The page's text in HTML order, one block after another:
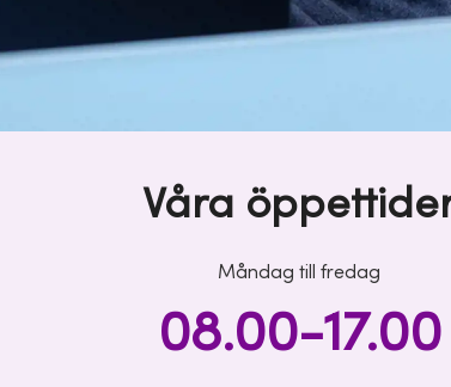
Våra
Måndag till fredag
08.00-17.00